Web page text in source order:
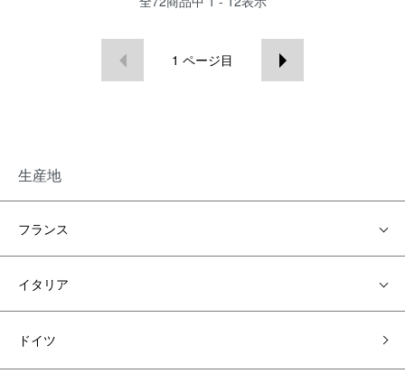
1 ページ目
生産地
フランス
イタリア
ドイツ